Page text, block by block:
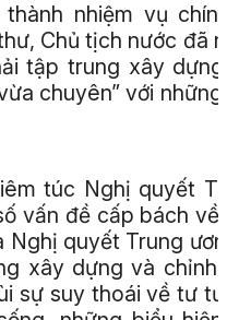
nhiệm vụ
Chủ tịch nước đã
tập trung xây
chuyên” với
túc Nghị quyết
vấn đề cấp bách về
Nghị quyết Trung
xây dựng và chỉnh
sự suy thoái về tư